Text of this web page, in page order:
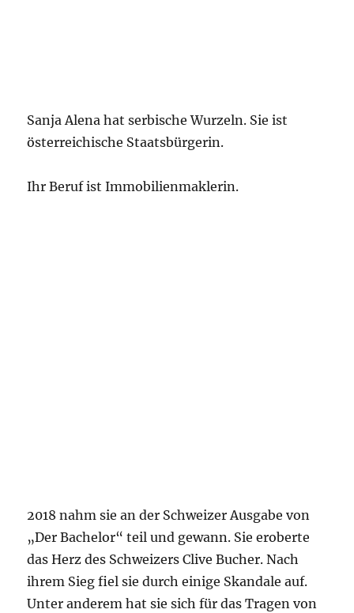
Sanja Alena hat serbische Wurzeln. Sie ist
österreichische Staatsbürgerin.
Ihr Beruf ist Immobilienmaklerin.
2018 nahm sie an der Schweizer Ausgabe von
„Der Bachelor“ teil und gewann. Sie eroberte
das Herz des Schweizers Clive Bucher. Nach
ihrem Sieg fiel sie durch einige Skandale auf.
Unter anderem hat sie sich für das Tragen von